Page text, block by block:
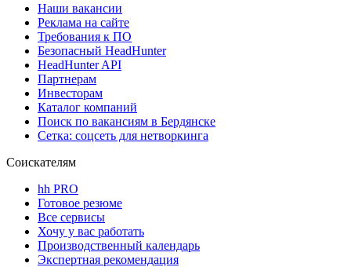
Наши вакансии
Реклама на сайте
Требования к ПО
Безопасный HeadHunter
HeadHunter API
Партнерам
Инвесторам
Каталог компаний
Поиск по вакансиям в Бердянске
Сетка: соцсеть для нетворкинга
Соискателям
hh PRO
Готовое резюме
Все сервисы
Хочу у вас работать
Производственный календарь
Экспертная рекомендация